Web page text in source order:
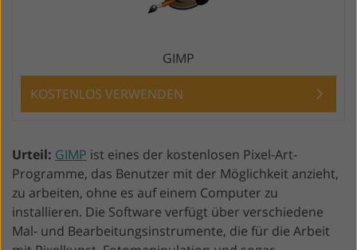
GIMP
KOSTENLOS VERWENDEN
Urteil: GIMP ist eines der kostenlosen Pixel-Art-
Programme, das Benutzer mit der Möglichkeit anzieht,
zu arbeiten, ohne es auf einem Computer zu
installieren. Die Software verfügt über verschiedene
Mal- und Bearbeitungsinstrumente, die für die Arbeit